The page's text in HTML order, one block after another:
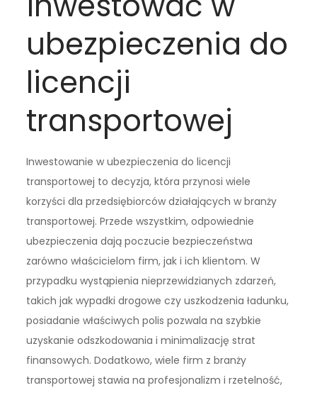
ubezpieczenia do
licencji
transportowej
Inwestowanie w ubezpieczenia do licencji
transportowej to decyzja, która przynosi wiele
korzyści dla przedsiębiorców działających w branży
transportowej. Przede wszystkim, odpowiednie
ubezpieczenia dają poczucie bezpieczeństwa
zarówno właścicielom firm, jak i ich klientom. W
przypadku wystąpienia nieprzewidzianych zdarzeń,
takich jak wypadki drogowe czy uszkodzenia ładunku,
posiadanie właściwych polis pozwala na szybkie
uzyskanie odszkodowania i minimalizację strat
finansowych. Dodatkowo, wiele firm z branży
transportowej stawia na profesjonalizm i rzetelność,